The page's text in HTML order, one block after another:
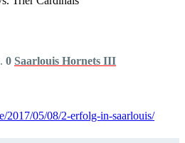
0 Saarlouis Hornets III
2017/05/08/2-erfolg-in-saarlouis/